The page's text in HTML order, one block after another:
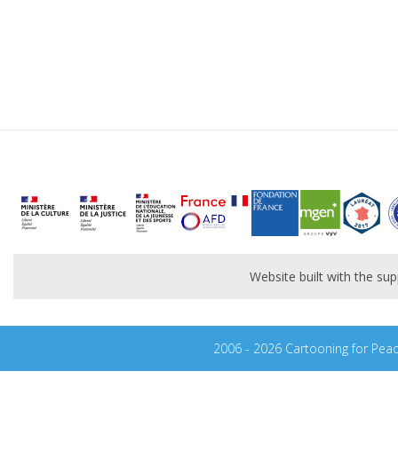
Website built with the
2006 - 2026 Cartooning for